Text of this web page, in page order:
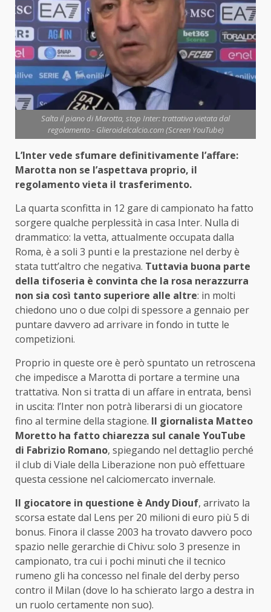
Salta il piano di Marotta, stop Inter: trattativa vietata dal
regolamento - Glieroidelcalcio.com (Screen YouTube)
L’Inter vede sfumare definitivamente l’affare:
Marotta non se l’aspettava proprio, il
regolamento vieta il trasferimento.
La quarta sconfitta in 12 gare di campionato ha fatto
sorgere qualche perplessità in casa Inter. Nulla di
drammatico: la vetta, attualmente occupata dalla
Roma, è a soli 3 punti e la prestazione nel derby è
stata tutt’altro che negativa. Tuttavia buona parte
della tifoseria è convinta che la rosa nerazzurra
non sia così tanto superiore alle altre: in molti
chiedono uno o due colpi di spessore a gennaio per
puntare davvero ad arrivare in fondo in tutte le
competizioni.
Proprio in queste ore è però spuntato un retroscena
che impedisce a Marotta di portare a termine una
trattativa. Non si tratta di un affare in entrata, bensì
in uscita: l’Inter non potrà liberarsi di un giocatore
fino al termine della stagione. Il giornalista Matteo
Moretto ha fatto chiarezza sul canale YouTube
di Fabrizio Romano, spiegando nel dettaglio perché
il club di Viale della Liberazione non può effettuare
questa cessione nel calciomercato invernale.
Il giocatore in questione è Andy Diouf, arrivato la
scorsa estate dal Lens per 20 milioni di euro più 5 di
bonus. Finora il classe 2003 ha trovato davvero poco
spazio nelle gerarchie di Chivu: solo 3 presenze in
campionato, tra cui i pochi minuti che il tecnico
rumeno gli ha concesso nel finale del derby perso
contro il Milan (dove lo ha schierato largo a destra in
un ruolo certamente non suo).